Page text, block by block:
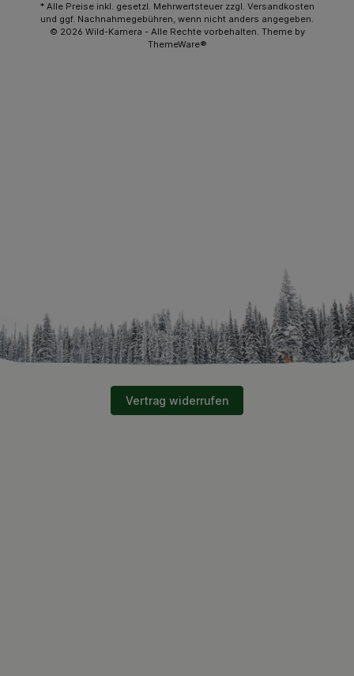
* Alle Preise inkl. gesetzl. Mehrwertsteuer zzgl. Versandkosten
und ggf. Nachnahmegebühren, wenn nicht anders angegeben.
© 2026 Wild-Kamera - Alle Rechte vorbehalten. Theme by
ThemeWare®
Vertrag widerrufen